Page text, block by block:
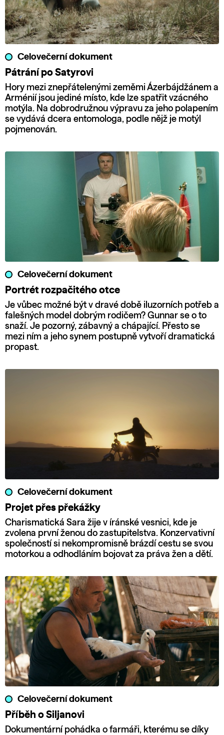
Celovečerní dokument
Pátrání po Satyrovi
Hory mezi znepřátelenými zeměmi Ázerbájdžánem a
Arménií jsou jediné místo, kde lze spatřit vzácného
motýla. Na dobrodružnou výpravu za jeho polapením
se vydává dcera entomologa, podle nějž je motýl
pojmenován.
Celovečerní dokument
Portrét rozpačitého otce
Je vůbec možné být v dravé době iluzorních potřeb a
falešných model dobrým rodičem? Gunnar se o to
snaží. Je pozorný, zábavný a chápající. Přesto se
mezi ním a jeho synem postupně vytvoří dramatická
propast.
Celovečerní dokument
Projet přes překážky
Charismatická Sara žije v íránské vesnici, kde je
zvolena první ženou do zastupitelstva. Konzervativní
společností si nekompromisně brázdí cestu se svou
motorkou a odhodláním bojovat za práva žen a dětí.
Celovečerní dokument
Příběh o Siljanovi
Dokumentární pohádka o farmáři, kterému se díky